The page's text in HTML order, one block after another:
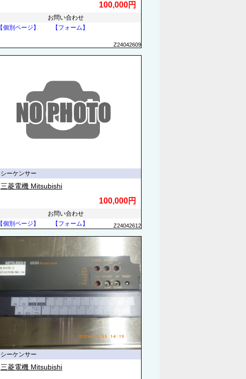
100,000円
お問い合わせ
【個別ページ】
【フォーム】
Z24042609
シーケンサー
三菱電機 Mitsubishi
100,000円
お問い合わせ
【個別ページ】
【フォーム】 Z24042612
シーケンサー
三菱電機 Mitsubishi